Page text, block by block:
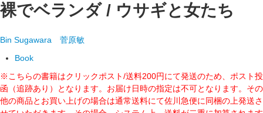
裸でベランダ / ウサギと女たち
Bin Sugawara 菅原敏
Book
※こちらの書籍はクリックポスト/送料200円にて発送のため、ポスト投
函（追跡あり）となります。お届け日時の指定は不可となります。その
他の商品とお買い上げの場合は通常送料にて佐川急便に同梱の上発送さ